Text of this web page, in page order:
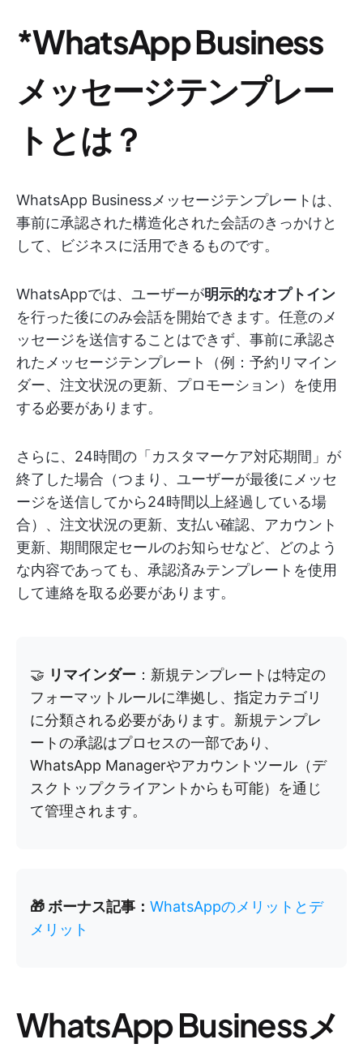
*WhatsApp Business
メッセージテンプレー
トとは？
WhatsApp Businessメッセージテンプレートは、
事前に承認された構造化された会話のきっかけと
して、ビジネスに活用できるものです。
WhatsAppでは、ユーザーが明示的なオプトイン
を行った後にのみ会話を開始できます。任意のメ
ッセージを送信することはできず、事前に承認さ
れたメッセージテンプレート（例：予約リマイン
ダー、注文状況の更新、プロモーション）を使用
する必要があります。
さらに、24時間の「カスタマーケア対応期間」が
終了した場合（つまり、ユーザーが最後にメッセ
ージを送信してから24時間以上経過している場
合）、注文状況の更新、支払い確認、アカウント
更新、期間限定セールのお知らせなど、どのよう
な内容であっても、承認済みテンプレートを使用
して連絡を取る必要があります。
🤝 リマインダー ：新規テンプレートは特定の
フォーマットルールに準拠し、指定カテゴリ
に分類される必要があります。新規テンプレ
ートの承認はプロセスの一部であり、
WhatsApp Managerやアカウントツール（デ
スクトップクライアントからも可能）を通じ
て管理されます。
🎁 ボーナス記事： WhatsAppのメリットとデ
メリット
WhatsApp Businessメ